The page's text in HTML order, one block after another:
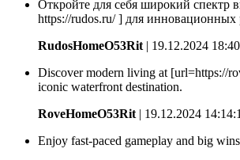
Откройте для себя широкий спектр
https://rudos.ru/ ] для
RudosHomeO53Rit | 19.12.2024
Discover modern living at [url=https://
iconic waterfront destination.
RoveHomeO53Rit | 19.12.2024
Enjoy fast-paced gameplay and big